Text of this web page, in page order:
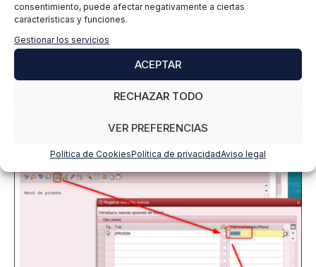
consentimiento, puede afectar negativamente a ciertas
características y funciones.
Gestionar los servicios
ACEPTAR
RECHAZAR TODO
VER PREFERENCIAS
Política de CookiesPolítica de privacidadAviso legal
En nuestro caso, vamos a introducir la primera de las
transacciones y para ello seleccionamos el nivel
inferior, e introducimos la transacción creada
anteriormente “ZPRUEBA” en la pantalla que se
A continuación, confirmamos con el botón “